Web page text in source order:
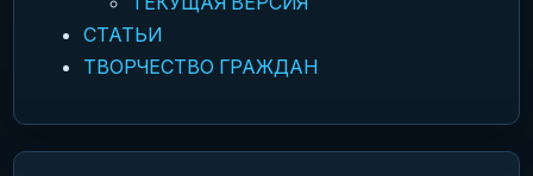
СТАТЬИ
ТВОРЧЕСТВО ГРАЖДАН